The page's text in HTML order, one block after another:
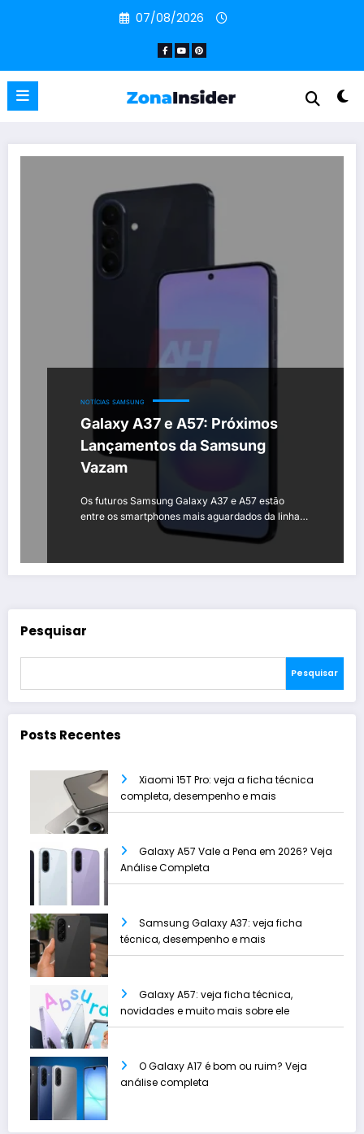
07/08/2026
NOTÍCIAS SAMSUNG
Galaxy A37 e A57: Próximos
Lançamentos da Samsung
Vazam
Os futuros Samsung Galaxy A37 e A57 estão
entre os smartphones mais aguardados da linha…
Pesquisar
Pesquisar
Posts Recentes
Xiaomi 15T Pro: veja a ficha técnica
completa, desempenho e mais
Galaxy A57 Vale a Pena em 2026? Veja
Análise Completa
Samsung Galaxy A37: veja ficha
técnica, desempenho e mais
Galaxy A57: veja ficha técnica,
novidades e muito mais sobre ele
O Galaxy A17 é bom ou ruim? Veja
análise completa